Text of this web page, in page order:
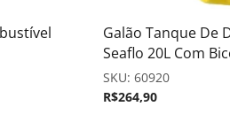
Galão Tanque De
Seaflo 20L Com
SKU: 60920
R$264,90